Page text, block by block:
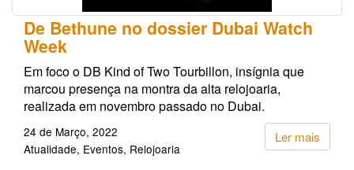
De Bethune no dossier Dubai Watch
Week
Em foco o DB Kind of Two Tourbillon, insígnia que
marcou presença na montra da alta relojoaria,
realizada em novembro passado no Dubai.
Ler mais
24 de Março, 2022
Atualidade Eventos Relojoaria